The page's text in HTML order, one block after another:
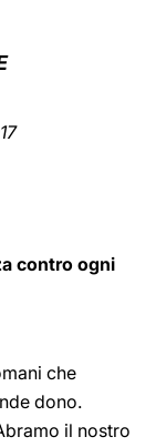
contro ogni
che
dono.
il nostro